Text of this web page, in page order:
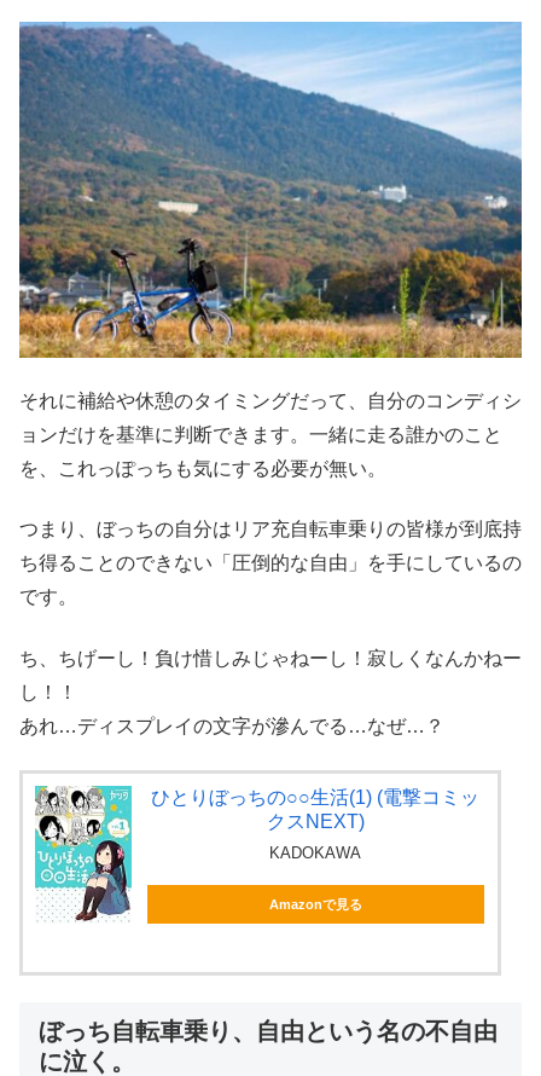
それに補給や休憩のタイミングだって、自分のコンディシ
ョンだけを基準に判断できます。一緒に走る誰かのこと
を、これっぽっちも気にする必要が無い。
つまり、ぼっちの自分はリア充自転車乗りの皆様が到底持
ち得ることのできない「圧倒的な自由」を手にしているの
です。
ち、ちげーし！負け惜しみじゃねーし！寂しくなんかねー
し！！
あれ…ディスプレイの文字が滲んでる…なぜ…？
ひとりぼっちの○○生活(1) (電撃コミッ
クスNEXT)
KADOKAWA
Amazonで見る
ぼっち自転車乗り、自由という名の不自由
に泣く。